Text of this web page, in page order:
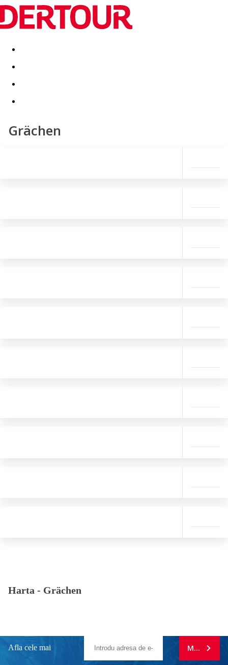
Destinatii Vacanta perfecta OFERTE DE NERATAT
Grächen
Harta - Grächen
Afla cele mai MA